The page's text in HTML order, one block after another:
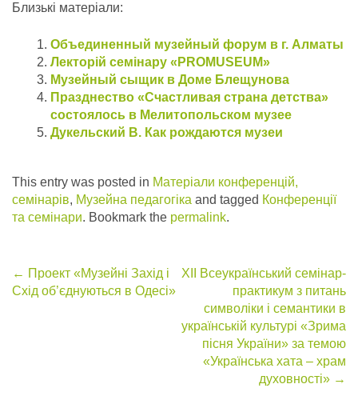
Близькі матеріали:
Объединенный музейный форум в г. Алматы
Лекторій семінару «PROMUSEUM»
Музейный сыщик в Доме Блещунова
Празднество «Счастливая страна детства»
состоялось в Мелитопольском музее
Дукельский В. Как рождаются музеи
This entry was posted in Матеріали конференцій,
семінарів, Музейна педагогіка and tagged Конференції
та семінари. Bookmark the permalink.
Post
← Проект «Музейні Захід і
Схід об’єднуються в Одесі»
XIІ Всеукраїнський семінар-
практикум з питань
символіки і семантики в
українській культурі «Зрима
пісня України» за темою
«Українська хата – храм
духовності» →